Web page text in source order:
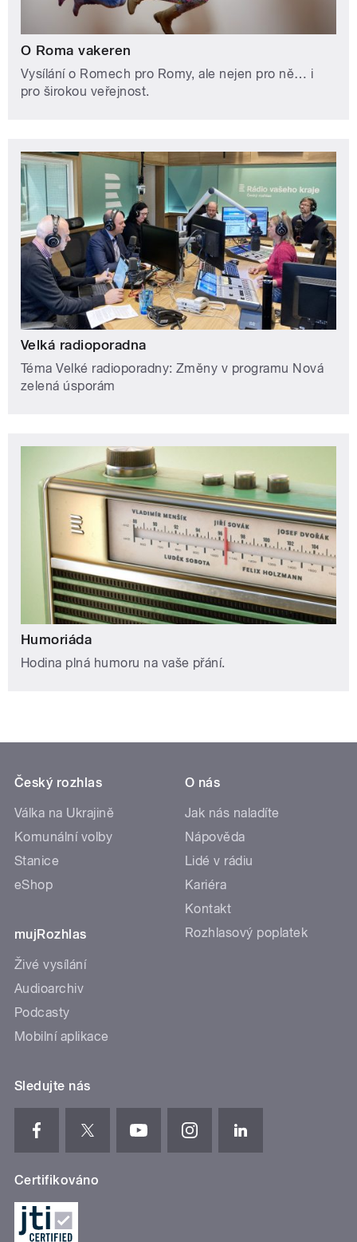
O Roma vakeren
Vysílání o Romech pro Romy, ale nejen pro ně… i
pro širokou veřejnost.
Velká radioporadna
Téma Velké radioporadny: Změny v programu Nová
zelená úsporám
Humoriáda
Hodina plná humoru na vaše přání.
Český rozhlas
Válka na Ukrajině
Komunální volby
Stanice
eShop
mujRozhlas
Živé vysílání
Audioarchiv
Podcasty
Mobilní aplikace
O nás
Jak nás naladíte
Nápověda
Lidé v rádiu
Kariéra
Kontakt
Rozhlasový poplatek
Sledujte nás
Certifikováno